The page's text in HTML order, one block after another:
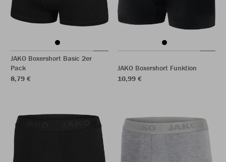
JAKO Boxershort Basic 2er
Pack
8,79 €
JAKO Boxershort Funktion
10,99 €